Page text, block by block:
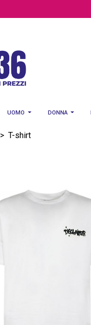
UOMO DONNA
> T-shirt